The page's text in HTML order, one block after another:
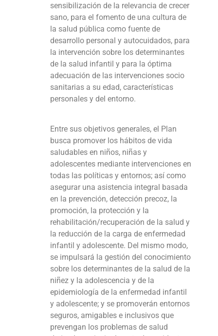
sensibilización de la relevancia de crecer
sano, para el fomento de una cultura de
la salud pública como fuente de
desarrollo personal y autocuidados, para
la intervención sobre los determinantes
de la salud infantil y para la óptima
adecuación de las intervenciones socio
sanitarias a su edad, características
personales y del entorno.
Entre sus objetivos generales, el Plan
busca promover los hábitos de vida
saludables en niños, niñas y
adolescentes mediante intervenciones en
todas las políticas y entornos; así como
asegurar una asistencia integral basada
en la prevención, detección precoz, la
promoción, la protección y la
rehabilitación/recuperación de la salud y
la reducción de la carga de enfermedad
infantil y adolescente. Del mismo modo,
se impulsará la gestión del conocimiento
sobre los determinantes de la salud de la
niñez y la adolescencia y de la
epidemiología de la enfermedad infantil
y adolescente; y se promoverán entornos
seguros, amigables e inclusivos que
prevengan los problemas de salud